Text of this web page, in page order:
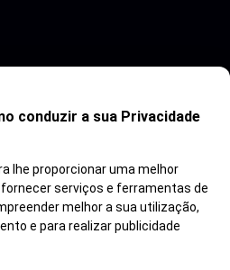
conduzir a sua Privacidade
lhe proporcionar uma melhor
serviços e ferramentas de
melhor a sua utilização,
e para realizar publicidade